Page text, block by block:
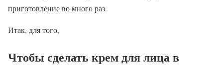
приготовление во много раз.
Итак, для того,
Чтобы сделать крем для лица в